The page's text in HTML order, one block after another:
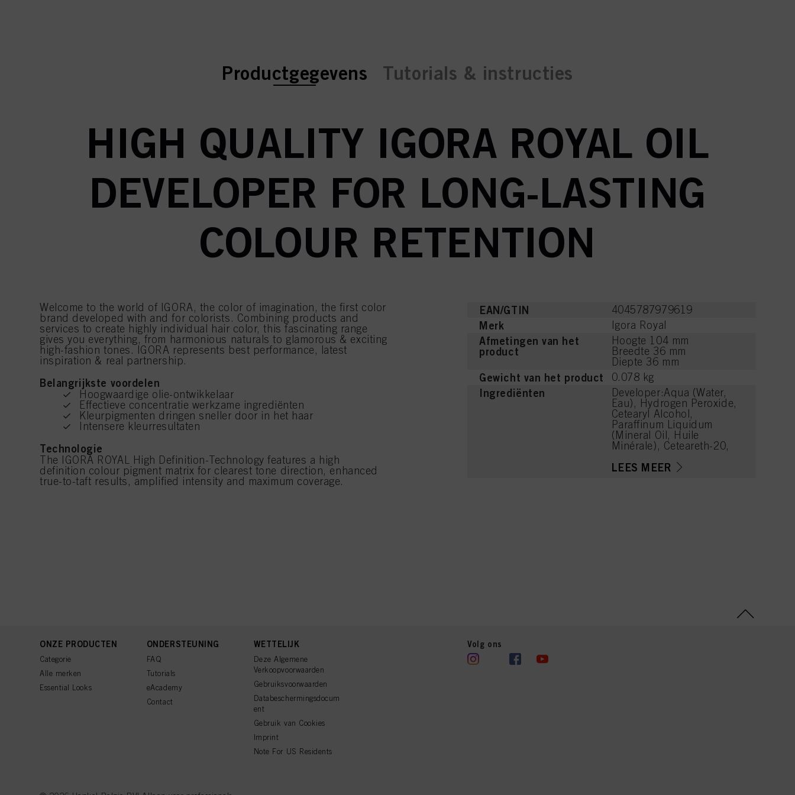
current tab:
current tab:
Productgegevens Tutorials & instructies
HIGH QUALITY IGORA ROYAL OIL
DEVELOPER FOR LONG-LASTING
COLOUR RETENTION
Welcome to the world of IGORA, the color of imagination, the first color
brand developed with and for colorists. Combining products and
services to create highly individual hair color, this fascinating range
gives you everything, from harmonious naturals to glamorous & exciting
high-fashion tones. IGORA represents best performance, latest
inspiration & real partnership.
Belangrijkste voordelen
Hoogwaardige olie-ontwikkelaar
Effectieve concentratie werkzame ingrediënten
Kleurpigmenten dringen sneller door in het haar
Intensere kleurresultaten
Technologie
The IGORA ROYAL High Definition-Technology features a high
definition colour pigment matrix for clearest tone direction, enhanced
true-to-taft results, amplified intensity and maximum coverage.
EAN/GTIN 4045787979619
Merk Igora Royal
Afmetingen van het
product
Hoogte 104 mm
Breedte 36 mm
Diepte 36 mm
Gewicht van het product 0.078 kg
Ingrediënten
Developer:Aqua (Water,
Eau), Hydrogen Peroxide,
Cetearyl Alcohol,
Paraffinum Liquidum
(Mineral Oil, Huile
Minérale), Ceteareth-20,
Etidronic Acid, 2,6-
LEES MEER
ONZE PRODUCTEN
Categorie
Alle merken
Essential Looks
ONDERSTEUNING
FAQ
Tutorials
eAcademy
Contact
WETTELIJK
Deze Algemene
Verkoopvoorwaarden
Gebruiksvoorwaarden
Databeschermingsdocum
ent
Gebruik van Cookies
Imprint
Note For US Residents
Volg ons